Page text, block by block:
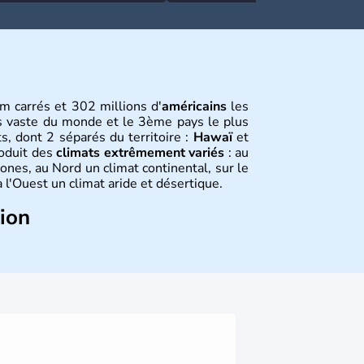
carrés et 302 millions d'américainsles
du monde et le 3ème pays le plus
dont 2 séparés du territoire : Hawaïet
des climats extrêmement variés : au
au Nord un climat continental, sur le
un climat aride et désertique.